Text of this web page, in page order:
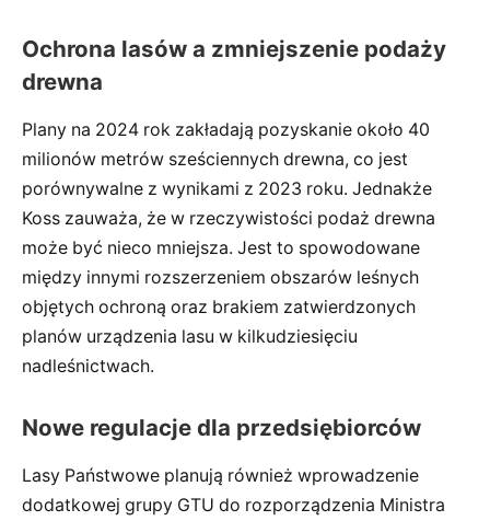
Ochrona lasów a zmniejszenie podaży
drewna
Plany na 2024 rok zakładają pozyskanie około 40
milionów metrów sześciennych drewna, co jest
porównywalne z wynikami z 2023 roku. Jednakże
Koss zauważa, że w rzeczywistości podaż drewna
może być nieco mniejsza. Jest to spowodowane
między innymi rozszerzeniem obszarów leśnych
objętych ochroną oraz brakiem zatwierdzonych
planów urządzenia lasu w kilkudziesięciu
nadleśnictwach.
Nowe regulacje dla przedsiębiorców
Lasy Państwowe planują również wprowadzenie
dodatkowej grupy GTU do rozporządzenia Ministra